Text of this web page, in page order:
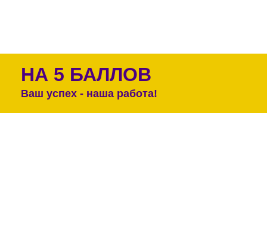
НА 5 БАЛЛОВ
Ваш успех - наша работа!